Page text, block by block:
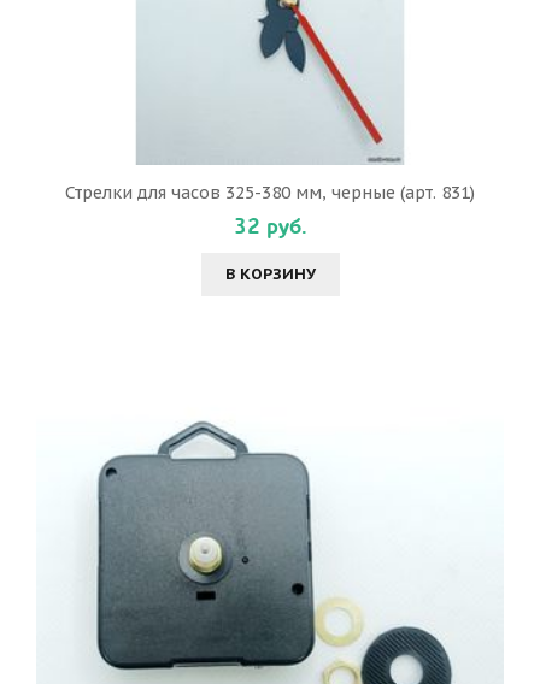
Стрелки для часов 325-380 мм, черные (арт. 831)
32 руб.
В КОРЗИНУ